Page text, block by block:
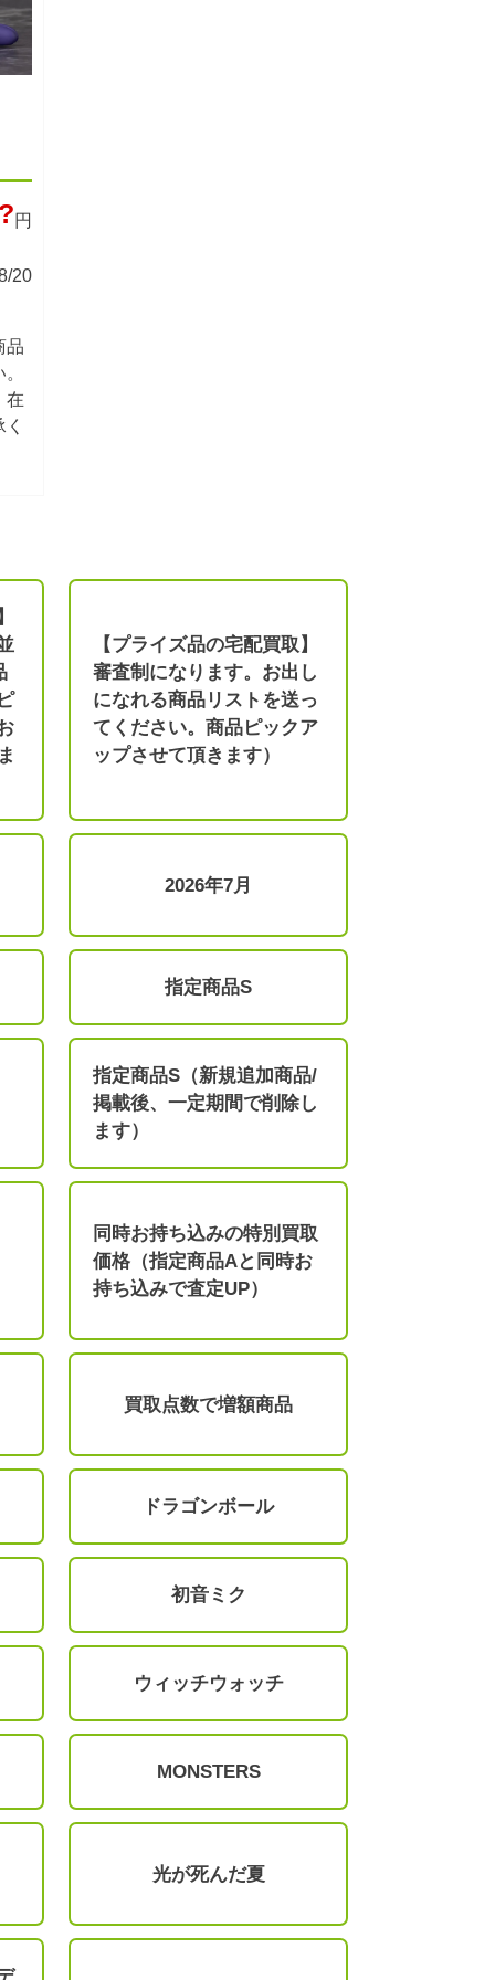
円
20
品
在
【プライズ品の宅配買取】
審査制になります。お出し
になれる商品リストを送っ
てください。商品ピックア
ップさせて頂きます）
2026年7月
指定商品S
指定商品S（新規追加商品/
掲載後、一定期間で削除し
ます）
同時お持ち込みの特別買取
価格（指定商品Aと同時お
持ち込みで査定UP）
買取点数で増額商品
ドラゴンボール
初音ミク
ウィッチウォッチ
MONSTERS
光が死んだ夏